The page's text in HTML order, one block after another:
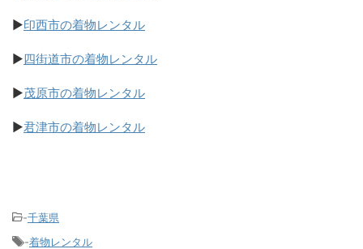
▶印西市の着物レンタル
▶四街道市の着物レンタル
▶茂原市の着物レンタル
▶君津市の着物レンタル
-千葉県
-着物レンタル